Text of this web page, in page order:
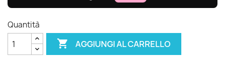
Quantità
 AGGIUNGI AL CARRELLO